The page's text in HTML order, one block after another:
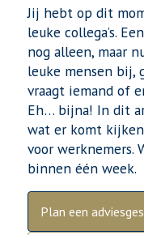
Jij hebt op dit
leuke collega’s.
nog alleen, maar
leuke mensen bij,
vraagt iemand of
Eh… bijna! In dit
wat er komt
voor werknemers.
binnen één week.
Plan een